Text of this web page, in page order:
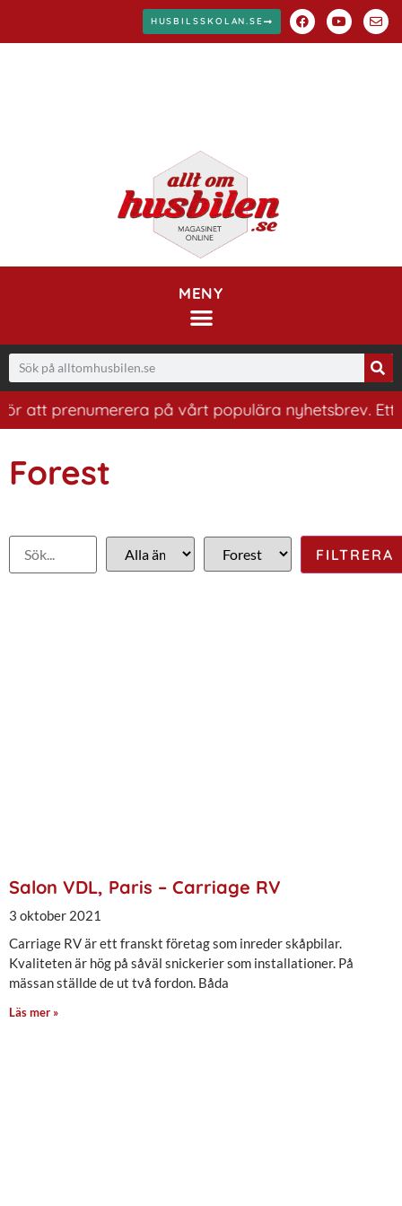
HUSBILSSKOLAN.SE
MENY
att prenumerera på vårt populära nyhetsbrev. Ett
Forest
Salon VDL, Paris – Carriage RV
3 oktober 2021
Carriage RV är ett franskt företag som inreder skåpbilar.
Kvaliteten är hög på såväl snickerier som installationer. På
mässan ställde de ut två fordon. Båda
Läs mer »